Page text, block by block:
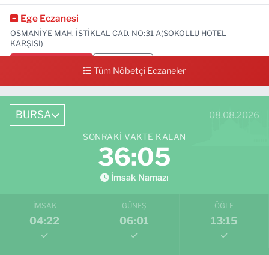
Ege Eczanesi
OSMANİYE MAH. İSTİKLAL CAD. NO:31 A(SOKOLLU HOTEL
KARŞISI)
Tüm Nöbetçi Eczaneler
BURSA 08.08.2026
SONRAKI VAKTE KALAN
36:04
İmsak Namazı
İMSAK
04:22
GÜNEŞ
06:01
ÖĞLE
13:15